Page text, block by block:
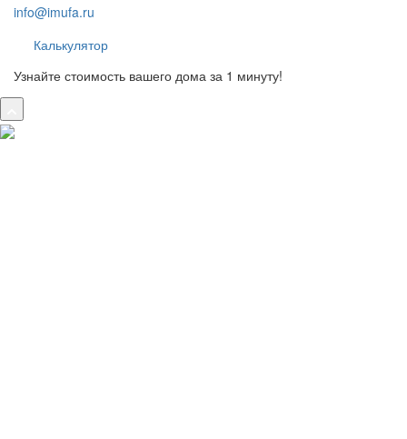
info@imufa.ru
Калькулятор
Узнайте стоимость вашего дома за 1 минуту!